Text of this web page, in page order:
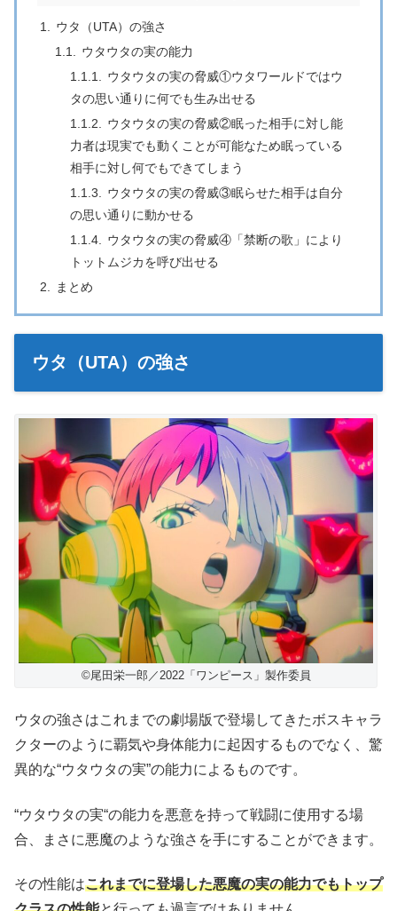
ウタ（UTA）の強さ
ウタウタの実の能力
ウタウタの実の脅威①ウタワールドではウ
タの思い通りに何でも生み出せる
ウタウタの実の脅威②眠った相手に対し能
力者は現実でも動くことが可能なため眠っている
相手に対し何でもできてしまう
ウタウタの実の脅威③眠らせた相手は自分
の思い通りに動かせる
ウタウタの実の脅威④「禁断の歌」により
トットムジカを呼び出せる
まとめ
ウタ（UTA）の強さ
©︎尾田栄一郎／2022「ワンピース」製作委員
ウタの強さはこれまでの劇場版で登場してきたボスキャラ
クターのように覇気や身体能力に起因するものでなく、驚
異的な“ウタウタの実”の能力によるものです。
“ウタウタの実“の能力を悪意を持って戦闘に使用する場
合、まさに悪魔のような強さを手にすることができます。
その性能はこれまでに登場した悪魔の実の能力でもトップ